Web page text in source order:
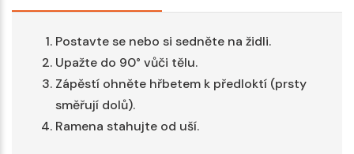
Postavte se nebo si sedněte na židli.
Upažte do 90° vůči tělu.
Zápěstí ohněte hřbetem k předloktí (prsty
směřují dolů).
Ramena stahujte od uší.